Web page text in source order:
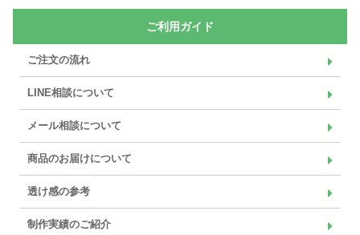
ご利用ガイド
ご注文の流れ
LINE相談について
メール相談について
商品のお届けについて
透け感の参考
制作実績のご紹介